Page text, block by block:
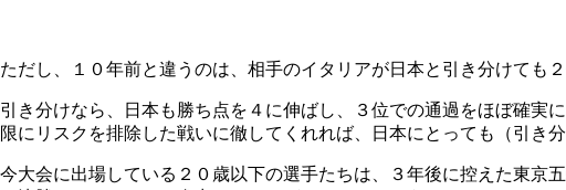
ただし、１０年前と違うのは、相手のイタリアが日本と引き分けても
引き分けなら、日本も勝ち点を４に伸ばし、３位での通過をほぼ確実
限にリスクを排除した戦いに徹してくれれば、日本にとっても（引き
今大会に出場している２０歳以下の選手たちは、３年後に控えた東京